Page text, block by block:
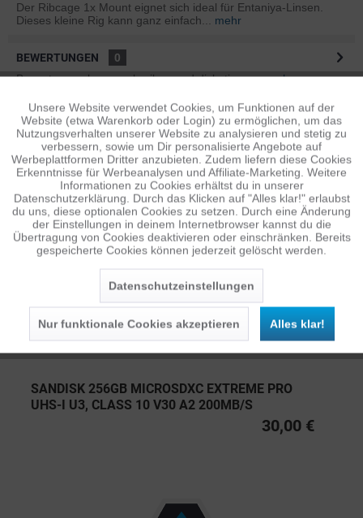
Der Ribcage 1x Mount eignet sich ideal für Entaniya-Linsen.
Dieses kleine Rig kann ganz einfach...
mehr
BEWERTUNGEN
0
Bewertungen lesen, schreiben und diskutieren...mehr
ÄHNLICHE ARTIKEL
Diese Artikel sind dem Produkt ähnlich ...mehr
Persönliche Empfehlungen
SANDISK 256GB MICROSDXC EXTREME PRO
UHS-I U3, CLASS 10 V30 A2 200MB/S
30,00 €
Funktionale Aktiv
Tracking Inaktiv
Personalisierung Inaktiv
Service Inaktiv
Unsere Website verwendet Cookies, um Funktionen auf der
Website (etwa Warenkorb oder Login) zu ermöglichen, um das
Nutzungsverhalten unserer Website zu analysieren und stetig zu
verbessern, sowie um Dir personalisierte Angebote auf
Werbeplattformen Dritter anzubieten. Zudem liefern diese Cookies
Erkenntnisse für Werbeanalysen und Affiliate-Marketing. Weitere
Informationen zu Cookies erhältst du in unserer
Datenschutzerklärung. Durch das Klicken auf "Alles klar!" erlaubst
du uns, diese optionalen Cookies zu setzen. Durch eine Änderung
der Einstellungen in deinem Internetbrowser kannst du die
Übertragung von Cookies deaktivieren oder einschränken. Bereits
gespeicherte Cookies können jederzeit gelöscht werden.
Datenschutzeinstellungen
Nur funktionale Cookies akzeptieren Alles klar!